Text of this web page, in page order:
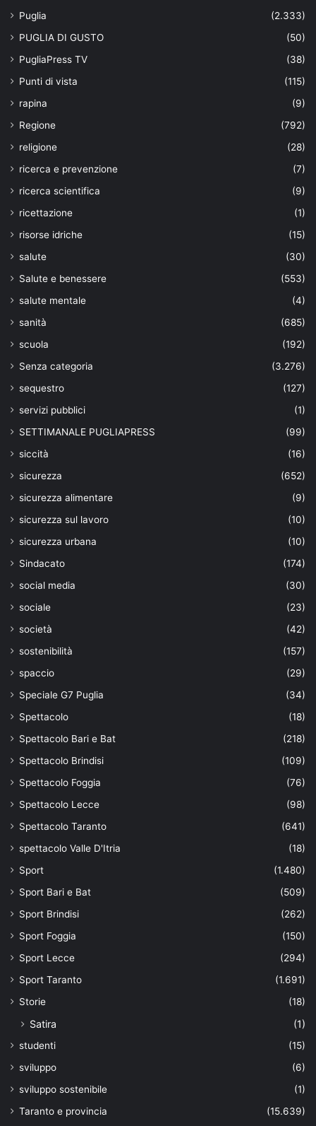
Puglia
(2.333)
PUGLIA DI GUSTO
(50)
PugliaPress TV
(38)
Punti di vista
(115)
rapina
(9)
Regione
(792)
religione
(28)
ricerca e prevenzione
(7)
ricerca scientifica
(9)
ricettazione
(1)
risorse idriche
(15)
salute
(30)
Salute e benessere
(553)
salute mentale
(4)
sanità
(685)
scuola
(192)
Senza categoria
(3.276)
sequestro
(127)
servizi pubblici
(1)
SETTIMANALE PUGLIAPRESS
(99)
siccità
(16)
sicurezza
(652)
sicurezza alimentare
(9)
sicurezza sul lavoro
(10)
sicurezza urbana
(10)
Sindacato
(174)
social media
(30)
sociale
(23)
società
(42)
sostenibilità
(157)
spaccio
(29)
Speciale G7 Puglia
(34)
Spettacolo
(18)
Spettacolo Bari e Bat
(218)
Spettacolo Brindisi
(109)
Spettacolo Foggia
(76)
Spettacolo Lecce
(98)
Spettacolo Taranto
(641)
spettacolo Valle D'Itria
(18)
Sport
(1.480)
Sport Bari e Bat
(509)
Sport Brindisi
(262)
Sport Foggia
(150)
Sport Lecce
(294)
Sport Taranto
(1.691)
Storie
(18)
Satira (1)
studenti
(15)
sviluppo
(6)
sviluppo sostenibile
(1)
Taranto e provincia
(15.639)